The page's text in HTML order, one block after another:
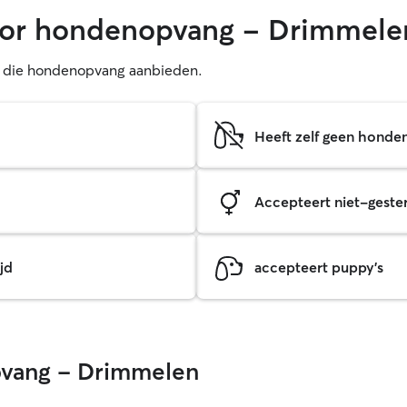
hondenopvang -
hondenopvang aanbieden.
Heeft zelf geen
Accepteert niet-
accepteert puppy's
- Drimmelen